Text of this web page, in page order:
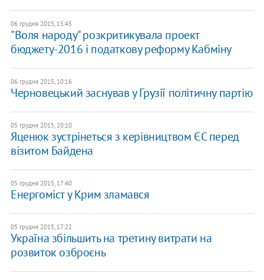
06 грудня 2015, 15:45
"Воля народу" розкритикувала проект
бюджету-2016 і податкову реформу Кабміну
06 грудня 2015, 10:16
Черновецький заснував у Грузії політичну партію
05 грудня 2015, 20:10
Яценюк зустрінеться з керівництвом ЄС перед
візитом Байдена
05 грудня 2015, 17:40
Енергоміст у Крим зламався
05 грудня 2015, 17:22
Україна збільшить на третину витрати на
розвиток озброєнь